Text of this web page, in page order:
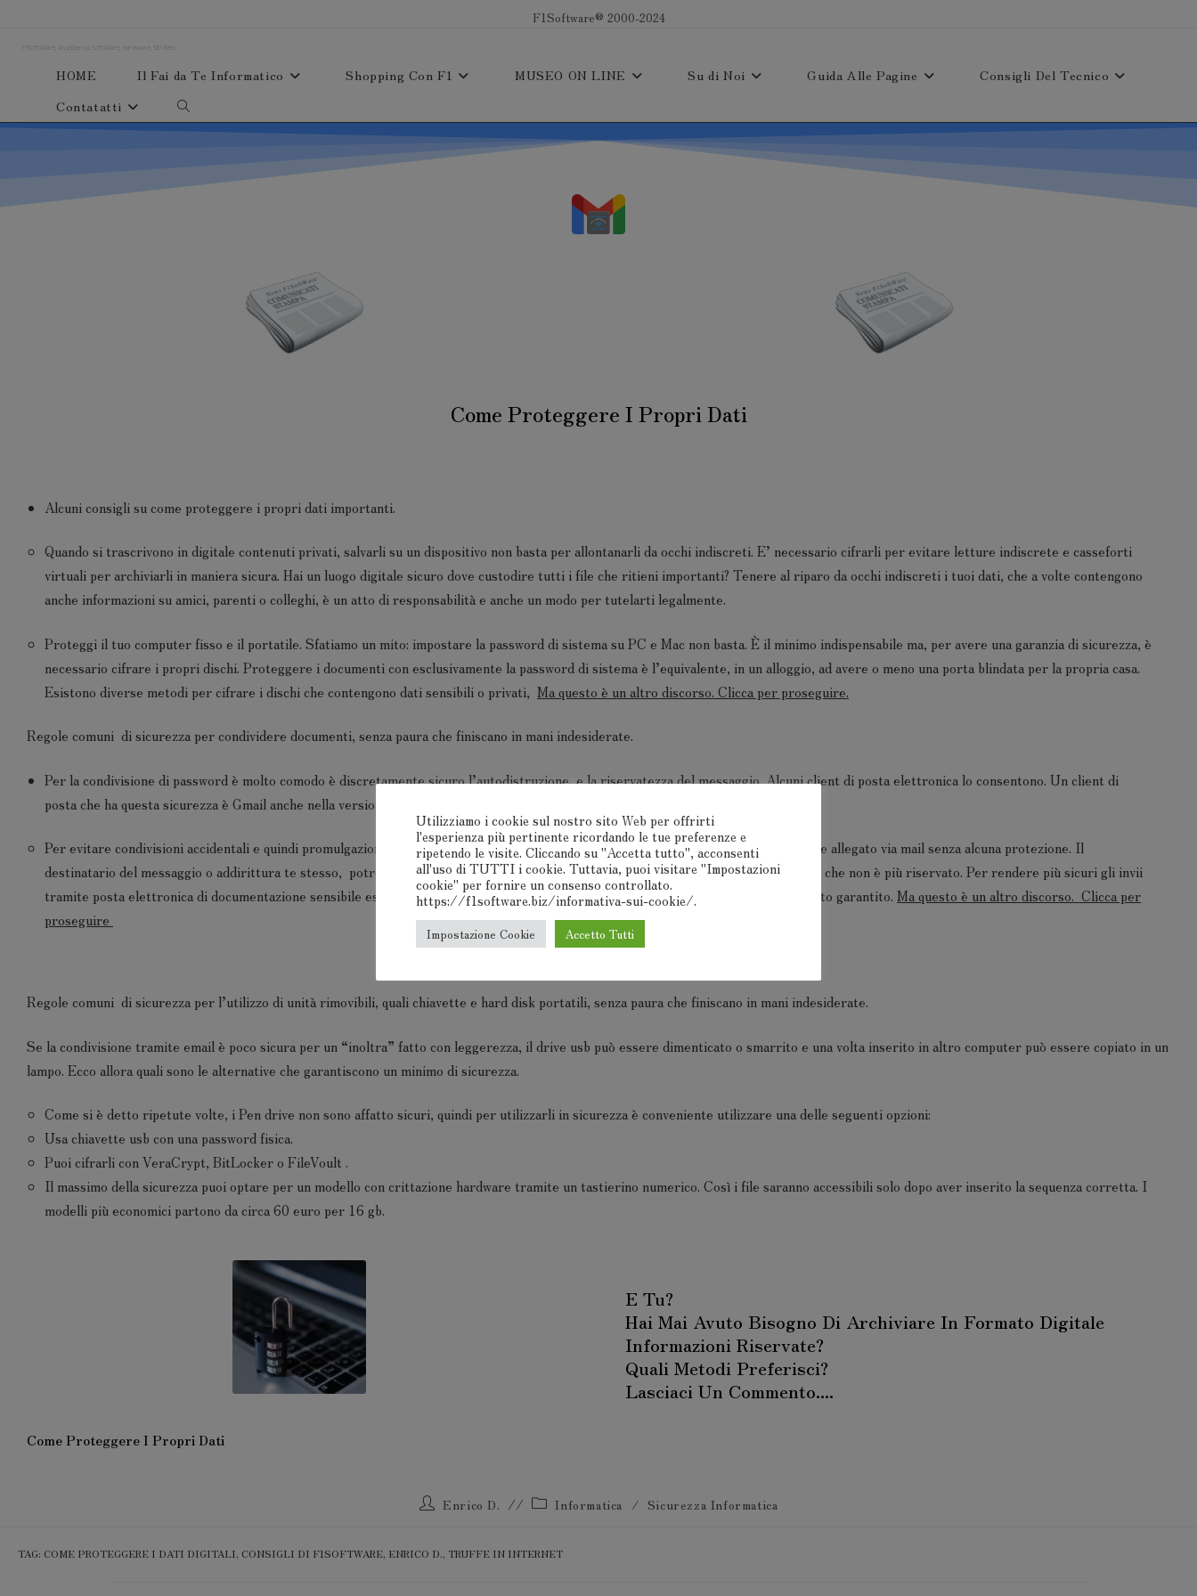
F1Software® 2000-2024
F1SoftWare, Assistenza SoftWare, Hardware, Siti Web
HOME Il Fai da Te Informatico Shopping Con F1 MUSEO ON LINE Su di Noi Guida Alle Pagine
Consigli Del Tecnico
Contatatti
Come Proteggere I Propri Dati
Alcuni consigli su come proteggere i propri dati importanti.
Quando si trascrivono in digitale contenuti privati, salvarli su un dispositivo non basta per allontanarli da occhi indiscreti. E’ necessario cifrarli per evitare letture indiscrete e casseforti
virtuali per archiviarli in maniera sicura. Hai un luogo digitale sicuro dove custodire tutti i file che ritieni importanti? Tenere al riparo da occhi indiscreti i tuoi dati, che a volte contengono
anche informazioni su amici, parenti o colleghi, è un atto di responsabilità e anche un modo per tutelarti legalmente.
Proteggi il tuo computer fisso e il portatile. Sfatiamo un mito: impostare la password di sistema su PC e Mac non basta. È il minimo indispensabile ma, per avere una garanzia di sicurezza, è
necessario cifrare i propri dischi. Proteggere i documenti con esclusivamente la password di sistema è l’equivalente, in un alloggio, ad avere o meno una porta blindata per la propria casa.
Esistono diverse metodi per cifrare i dischi che contengono dati sensibili o privati, Ma questo è un altro discorso. Clicca per proseguire.
Regole comuni di sicurezza per condividere documenti, senza paura che finiscano in mani indesiderate.
Per la condivisione di password è molto comodo è discretamente sicuro l’autodistruzione e la riservatezza del messaggio. Alcuni client di posta elettronica lo consentono. Un client di
posta che ha questa sicurezza è Gmail anche nella versione gratuita.
Per evitare condivisioni accidentali e quindi promulgazione di dati due piccole accortezze: evita di inviare informazioni riservate come allegato via mail senza alcuna protezione. Il
destinatario del messaggio o addirittura te stesso, potreste, per errore, fare un invio o una stampa di troppo ed ecco il documento che non è più riservato. Per rendere più sicuri gli invii
tramite posta elettronica di documentazione sensibile esistono alcune accortezze che si possono seguire a costo zero con un risultato garantito. Ma questo è un altro discorso. Clicca per
proseguire
Regole comuni di sicurezza per l’utilizzo di unità rimovibili, quali chiavette e hard disk portatili, senza paura che finiscano in mani indesiderate.
Se la condivisione tramite email è poco sicura per un “inoltra” fatto con leggerezza, il drive usb può essere dimenticato o smarrito e una volta inserito in altro computer può essere copiato in un
lampo. Ecco allora quali sono le alternative che garantiscono un minimo di sicurezza.
Come si è detto ripetute volte, i Pen drive non sono affatto sicuri, quindi per utilizzarli in sicurezza è conveniente utilizzare una delle seguenti opzioni:
Usa chiavette usb con una password fisica.
Puoi cifrarli con VeraCrypt, BitLocker o FileVoult .
Il massimo della sicurezza puoi optare per un modello con crittazione hardware tramite un tastierino numerico. Così i file saranno accessibili solo dopo aver inserito la sequenza corretta. I
modelli più economici partono da circa 60 euro per 16 gb.
Come Proteggere I Propri Dati
E Tu?
Hai Mai Avuto Bisogno Di Archiviare In Formato Digitale
Informazioni Riservate?
Quali Metodi Preferisci?
Lasciaci Un Commento....
Enrico D. Informatica / Sicurezza Informatica
TAG: COME PROTEGGERE I DATI DIGITALI, CONSIGLI DI F1SOFTWARE, ENRICO D., TRUFFE IN INTERNET
Utilizziamo i cookie sul nostro sito Web per offrirti
l'esperienza più pertinente ricordando le tue preferenze e
ripetendo le visite. Cliccando su "Accetta tutto", acconsenti
all'uso di TUTTI i cookie. Tuttavia, puoi visitare "Impostazioni
cookie" per fornire un consenso controllato.
https://f1software.biz/informativa-sui-cookie/.
Impostazione Cookie Accetto Tutti